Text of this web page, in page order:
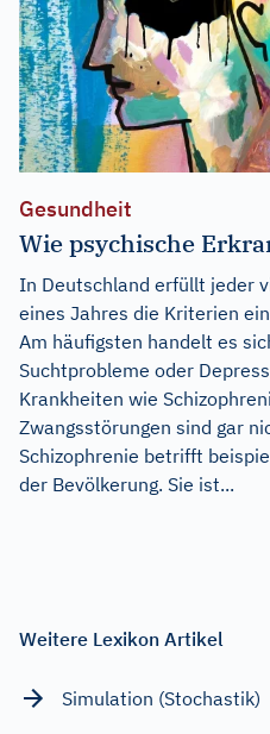
Gesundheit
Wie psychische
In Deutschland erfüllt jeder
eines Jahres die Kriterien
Am häufigsten handelt es
Suchtprobleme oder
Krankheiten wie
Zwangsstörungen sind gar
Schizophrenie betrifft
der Bevölkerung. Sie ist...
Weitere Lexikon Artikel
Simulation (Stochastik)